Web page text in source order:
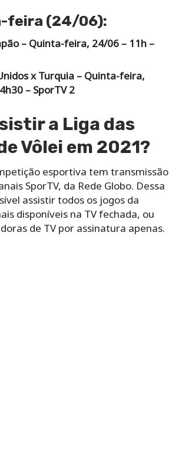
feira (24/06):
– Quinta-feira, 24/06 – 11h –
x Turquia – Quinta-feira,
– SporTV 2
a Liga das
Vôlei em 2021?
esportiva tem transmissão
SporTV, da Rede Globo. Dessa
assistir todos os jogos da
disponíveis na TV fechada, ou
de TV por assinatura apenas.